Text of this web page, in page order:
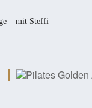
– mit Steffi